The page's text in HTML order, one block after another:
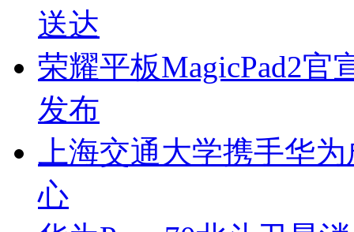
送达
荣耀平板MagicPad2官
发布
上海交通大学携手华
心